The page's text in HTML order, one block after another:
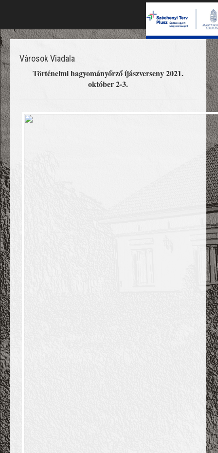
Városok Viadala
Történelmi hagyományőrző íjászverseny 2021.
október 2-3.